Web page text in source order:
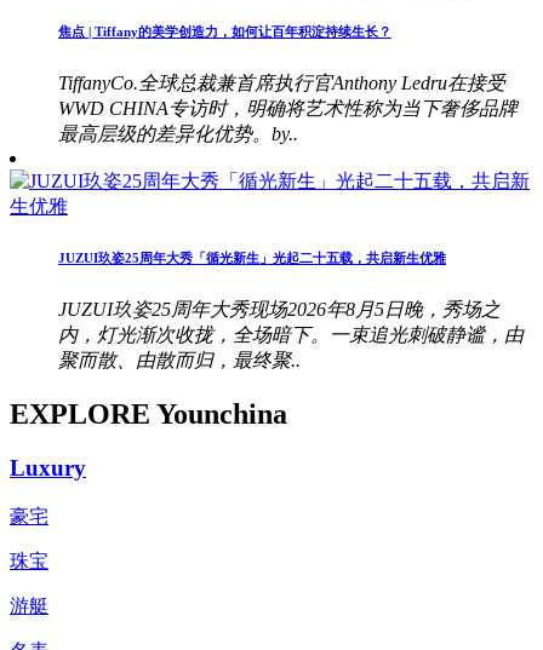
焦点 | Tiffany的美学创造力，如何让百年积淀持续生长？
TiffanyCo.全球总裁兼首席执行官Anthony Ledru在接受
WWD CHINA专访时，明确将艺术性称为当下奢侈品牌
最高层级的差异化优势。by..
JUZUI玖姿25周年大秀「循光新生」光起二十五载，共启新生优雅
JUZUI玖姿25周年大秀现场2026年8月5日晚，秀场之
内，灯光渐次收拢，全场暗下。一束追光刺破静谧，由
聚而散、由散而归，最终聚..
EXPLORE Younchina
Luxury
豪宅
珠宝
游艇